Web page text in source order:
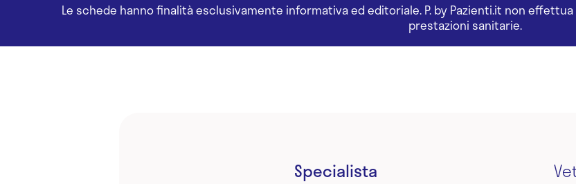
Le schede hanno finalità esclusivamente informativa ed editoriale. P. by Pazienti.it non
prestazioni sanitarie.
Specialista